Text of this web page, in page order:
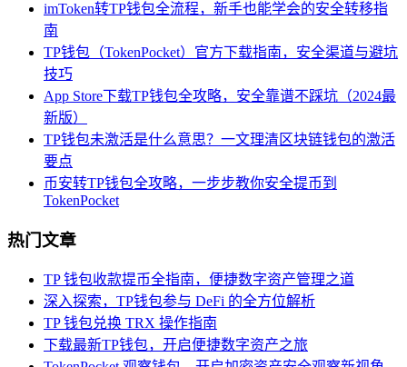
imToken转TP钱包全流程，新手也能学会的安全转移指
南
TP钱包（TokenPocket）官方下载指南，安全渠道与避坑
技巧
App Store下载TP钱包全攻略，安全靠谱不踩坑（2024最
新版）
TP钱包未激活是什么意思？一文理清区块链钱包的激活
要点
币安转TP钱包全攻略，一步步教你安全提币到
TokenPocket
热门文章
TP 钱包收款提币全指南，便捷数字资产管理之道
深入探索，TP钱包参与 DeFi 的全方位解析
TP 钱包兑换 TRX 操作指南
下载最新TP钱包，开启便捷数字资产之旅